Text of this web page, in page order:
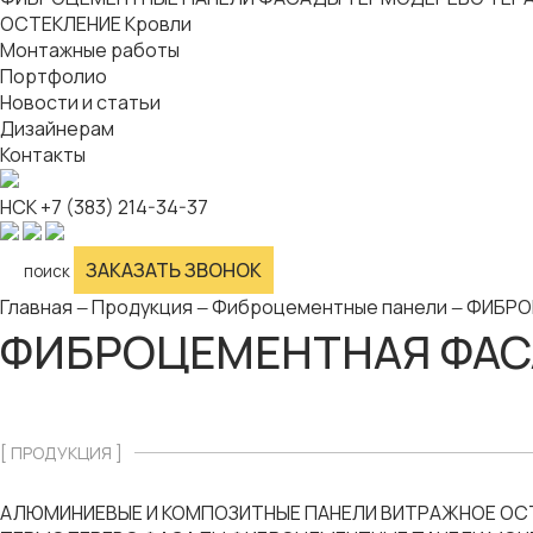
ОСТЕКЛЕНИЕКровли
Монтажные работы
Портфолио
Новости и статьи
Дизайнерам
Контакты
НСК+7 (383) 214-34-37
поиск
ЗАКАЗАТЬ ЗВОНОК
Главная —Продукция —Фиброцементные панели —
ФИБРОЦЕМЕНТНАЯ
[ ПРОДУКЦИЯ ]
АЛЮМИНИЕВЫЕ И КОМПОЗИТНЫЕ ПАНЕЛИВИТРАЖНОЕ